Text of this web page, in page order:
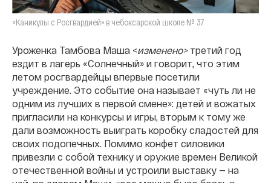
«Каникулы с Росгвардией» в чебоксарской школе № 37
Уроженка Тамбова Маша <изменено>третий год
ездит в лагерь «Солнечный» и говорит, что этим
летом росгвардейцы впервые посетили
учреждение. Это событие она называет «чуть ли не
одним из лучших в первой смене»: детей и вожатых
пригласили на конкурсы и игры, вторым к тому же
дали возможность выиграть коробку сладостей для
своих подопечных. Помимо конфет силовики
привезли с собой технику и оружие времен Великой
отечественной войны и устроили выставку — на